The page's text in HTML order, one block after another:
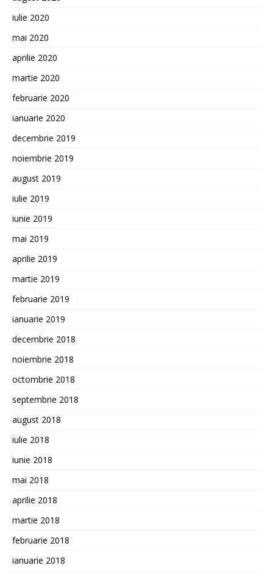
iulie 2020
mai 2020
aprilie 2020
martie 2020
februarie 2020
ianuarie 2020
decembrie 2019
noiembrie 2019
august 2019
iulie 2019
iunie 2019
mai 2019
aprilie 2019
martie 2019
februarie 2019
ianuarie 2019
decembrie 2018
noiembrie 2018
octombrie 2018
septembrie 2018
august 2018
iulie 2018
iunie 2018
mai 2018
aprilie 2018
martie 2018
februarie 2018
ianuarie 2018